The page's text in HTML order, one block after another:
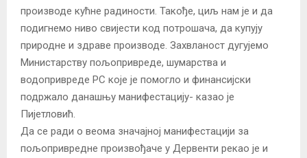
производе кућне радиности. Такође, циљ нам је и да
подигнемо ниво свијести код потрошача, да купују
природне и здраве производе. Захвланост дугујемо
Министарству пољопривреде, шумарства и
водопривреде РС које је помогло и финансијски
подржало данашњу манифестацију- казао је
Пијетловић.
Да се ради о веома значајној манифестацији за
пољопривредне произвођаче у Дервенти рекао је и